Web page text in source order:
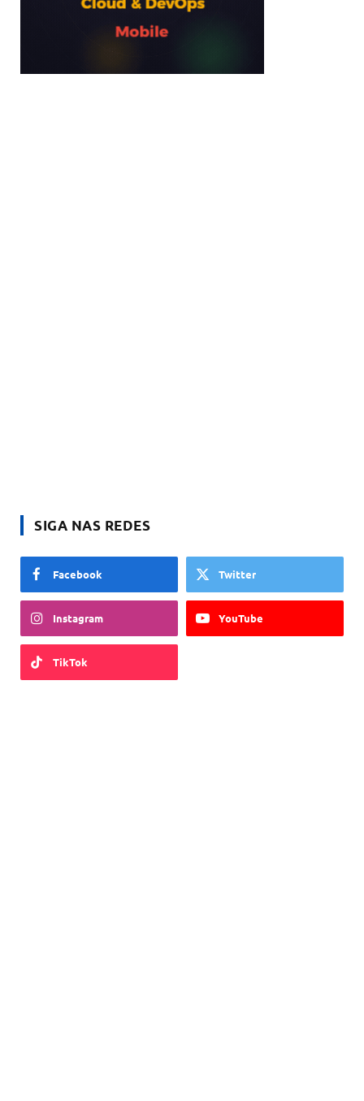
SIGA NAS REDES
Facebook Twitter
Instagram YouTube
TikTok